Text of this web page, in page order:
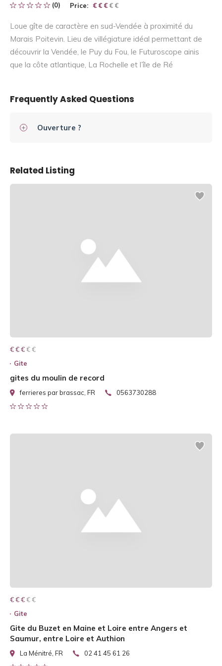
(0) Price: € € € € €
€ € €
Loue gîte de caractère en sud-Vendée à proximité du
Marais Poitevin. Lieu de villégiature idéal permettant de
découvrir la Vendée, le Puy du Fou, le Futuroscope ainis
que la côte atlantique, La Rochelle et l’île de Ré
Frequently Asked Questions
Ouverture ?
Related Listing
€ € € € €
€ € €
Gite
gites du moulin de record
ferrieres par brassac, FR 0563730288
€ € € € €
€ € €
Gite
Gite du Buzet en Maine et Loire entre Angers et
Saumur, entre Loire et Authion
La Ménitré, FR 02 41 45 61 26